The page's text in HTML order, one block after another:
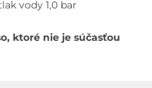
vody 1,0 bar
ktoré nie je súčasťou